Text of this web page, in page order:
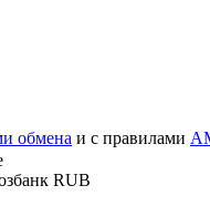
обмена и с правилами
RUB